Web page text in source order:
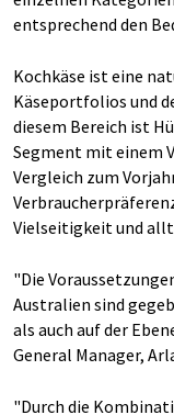
entsprechend den
Kochkäse ist eine
Käseportfolios und
diesem Bereich ist
Segment mit einem
Vergleich zum
Vielseitigkeit und
"Die
Australien sind
als auch auf der
General Manager,
"Durch die